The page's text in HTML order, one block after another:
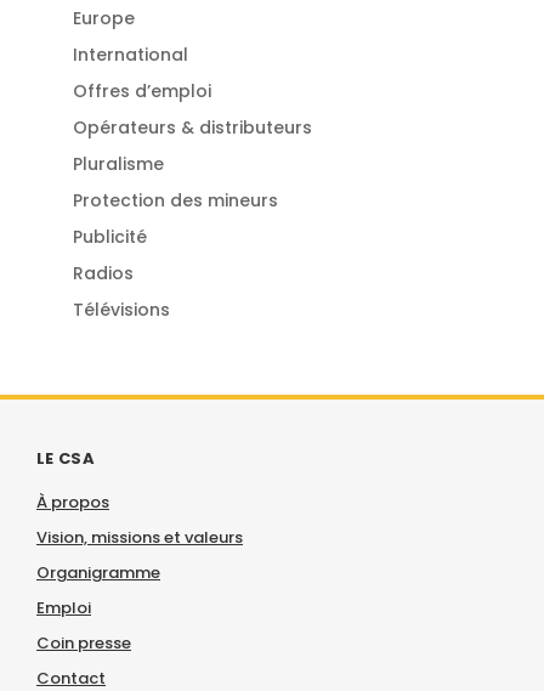
Europe
International
Offres d’emploi
Opérateurs & distributeurs
Pluralisme
Protection des mineurs
Publicité
Radios
Télévisions
LE CSA
À propos
Vision, missions et valeurs
Organigramme
Emploi
Coin presse
Contact